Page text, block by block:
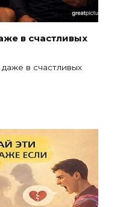
в счастливых
в счастливых